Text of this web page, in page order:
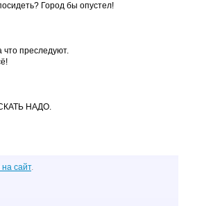
Город бы опустел!
преследуют.
НАДО.
сайт.